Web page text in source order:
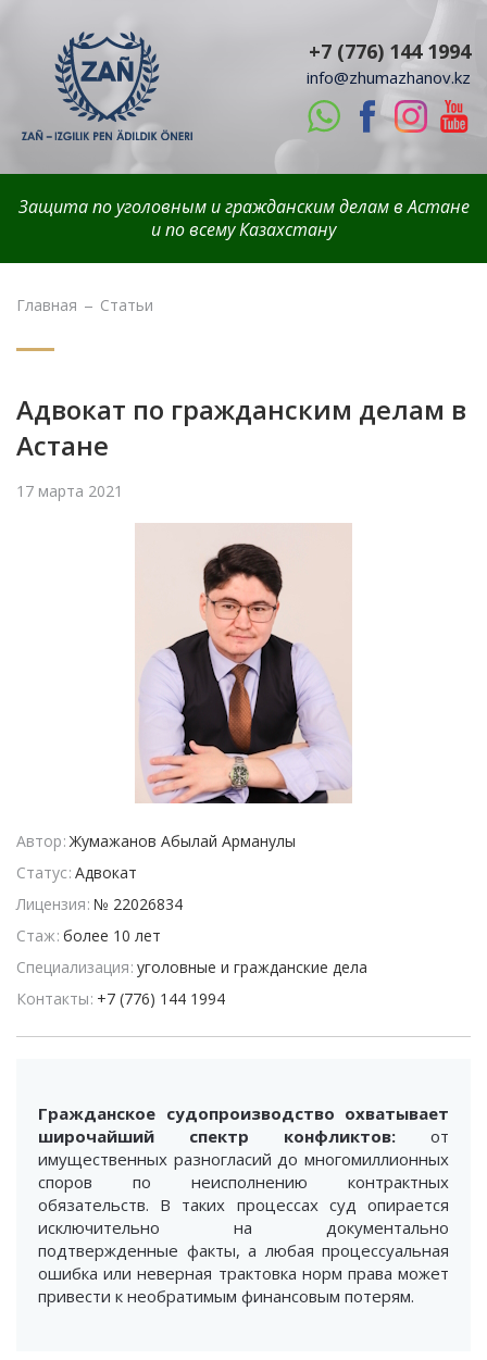
+7 (776) 144 1994
info@zhumazhanov.kz
Защита по уголовным и гражданским делам в Астане
и по всему Казахстану
Главная Статьи
Адвокат по гражданским делам в
Астане
17 марта 2021
Автор Жумажанов Абылай Арманулы
Статус Адвокат
Лицензия № 22026834
Стаж более 10 лет
Специализация уголовные и гражданские дела
Контакты +7 (776) 144 1994
Гражданское судопроизводство охватывает
широчайший спектр конфликтов: от
имущественных разногласий до многомиллионных
споров по неисполнению контрактных
обязательств. В таких процессах суд опирается
исключительно на документально
подтвержденные факты, а любая процессуальная
ошибка или неверная трактовка норм права может
привести к необратимым финансовым потерям.